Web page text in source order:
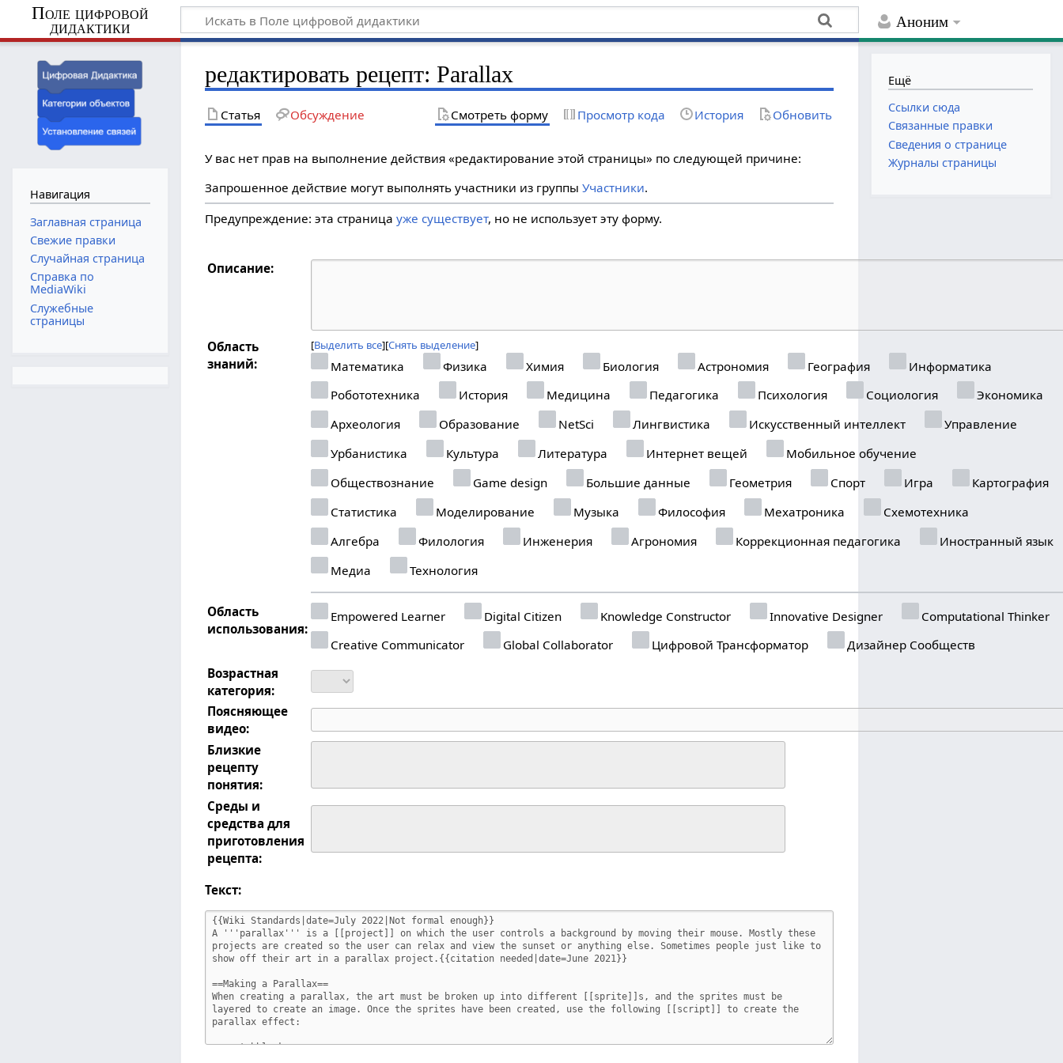
Аноним
Поле цифровой
дидактики
редактировать рецепт: Parallax
Статья Обсуждение Смотреть форму Просмотр кода История Обновить
У вас нет прав на выполнение действия «редактирование этой страницы» по следующей причине:
Запрошенное действие могут выполнять участники из группыУчастники.
Предупреждение: эта страницауже существует, но не использует эту форму.
Описание:
Область
знаний:
Выделить все Снять выделение
Математика Физика Химия Биология Астрономия География
Информатика
Робототехника
История Медицина Педагогика Психология Социология
Экономика
Археология
Образование NetSci Лингвистика Искусственный интеллект
Управление
Урбанистика
Культура Литература Интернет вещей
Мобильное обучение
Обществознание
Game design Большие данные Геометрия Спорт Игра
Картография
Статистика
Моделирование Музыка Философия Мехатроника
Схемотехника
Алгебра
Филология Инженерия Агрономия Коррекционная педагогика
Иностранный язык
Медиа
Технология
Область
использования:
Empowered Learner Digital Citizen Knowledge Constructor Innovative Designer
Computational Thinker
Creative Communicator
Global Collaborator Цифровой Трансформатор
Дизайнер Сообществ
Возрастная
категория:
Поясняющее
видео:
Близкие
рецепту
понятия:
Среды и
средства для
приготовления
рецепта:
Текст:
Навигация
Заглавная страница
Свежие правки
Случайная страница
Справка по
MediaWiki
Служебные
страницы
Ещё
Ссылки сюда
Связанные правки
Сведения о странице
Журналы страницы